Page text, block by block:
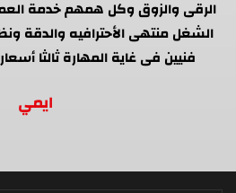
الرقى والزوق وكل همهم خدمة
الشغل منتهى الأحترافيه والدقة
فنيين فى غاية المهارة ثالثا
ايمي